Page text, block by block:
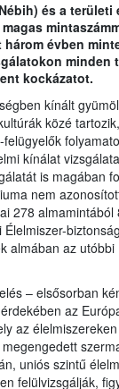
és a
évben
minden
kockázatot.
kínált
közé
kínálat
is magában
nem
278
almában az
– elsősorban
az
az
uniós szintű
felülvizsgálják,